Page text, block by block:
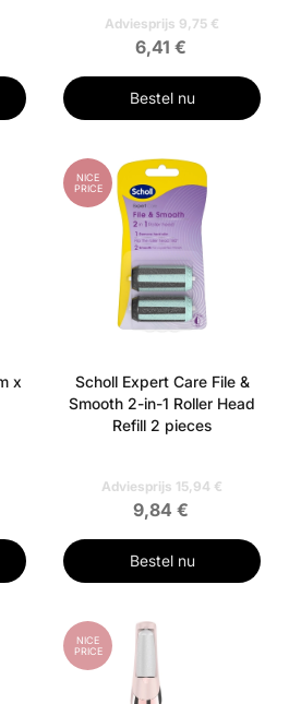
Adviesprijs 9,75 €
6,41 €
Bestel nu
x
NICE
PRICE
Scholl Expert Care File &
Smooth 2-in-1 Roller Head
Refill 2 pieces
Adviesprijs 15,94 €
9,84 €
Bestel nu
NICE
PRICE